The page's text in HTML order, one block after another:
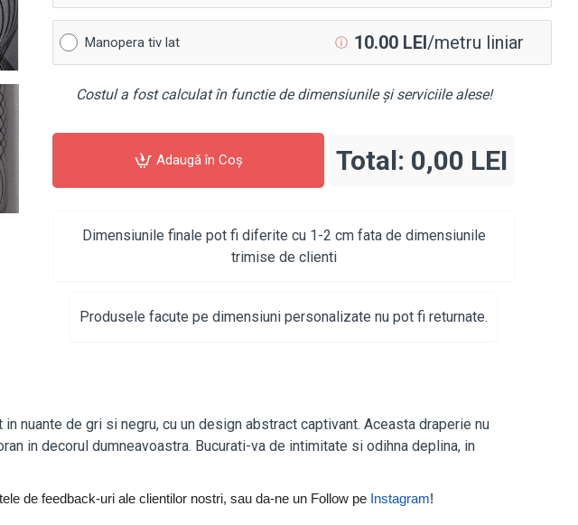
Manopera tiv lat ⓘ 10.00 LEI/metru liniar
Costul a fost calculat în functie de dimensiunile și serviciile alese!
Adaugă în Coş Total: 0,00 LEI
Dimensiunile finale pot fi diferite cu 1-2 cm fata de dimensiunile
trimise de clienti
Produsele facute pe dimensiuni personalizate nu pot fi returnate.
nuante de gri si negru, cu un design abstract captivant. Aceasta draperie nu
in decorul dumneavoastra. Bucurati-va de intimitate si odihna deplina, in
de feedback-uri ale clientilor nostri, sau da-ne un Follow pe Instagram!